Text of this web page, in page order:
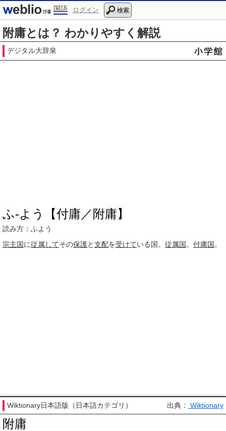
国語 ログイン 検索
附庸とは？ わかりやすく解説
デジタル大辞泉
ふ‐よう【付庸／附庸】
読み方：ふよう
宗主国に従属してその保護と支配を受けている国。 従属国 。 付庸国 。
Wiktionary日本語版（日本語カテゴリ） 出典： Wiktionary
附庸